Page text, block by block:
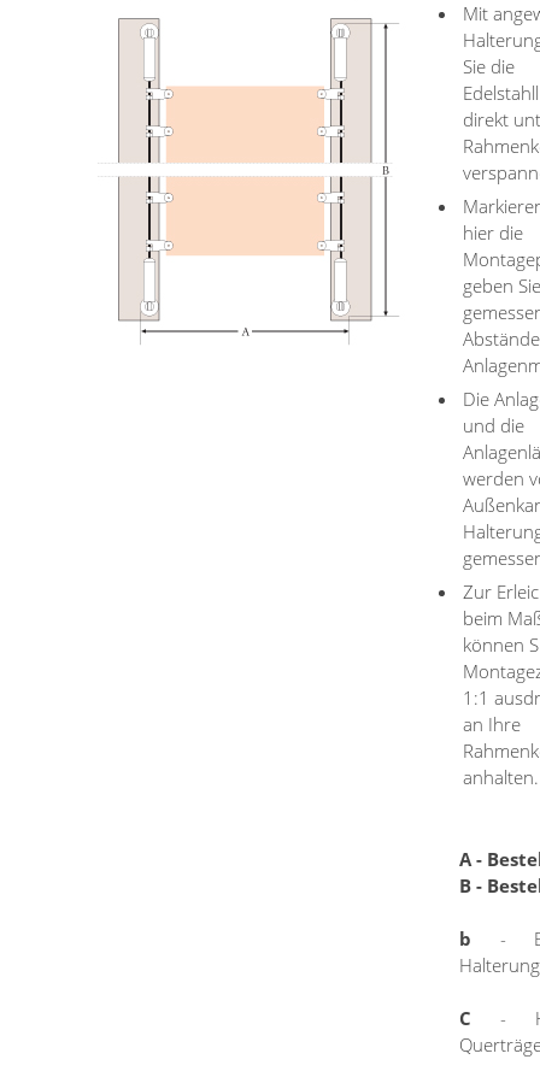
Mit
Sie die
direkt
hier die
geben
Die
und die
werden
Zur
beim
können
1:1
an Ihre
anhalten.
A -
B -
b -
C -